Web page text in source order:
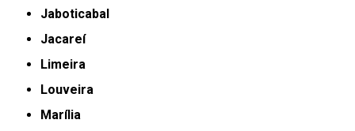
Jaboticabal
Jacareí
Limeira
Louveira
Marília